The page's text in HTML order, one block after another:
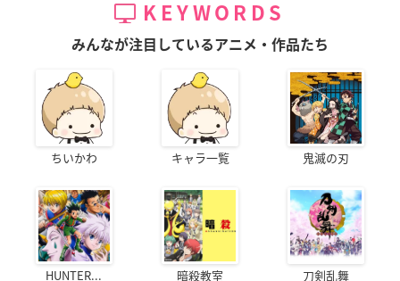
KEYWORDS
みんなが注目しているアニメ・作品たち
ちいかわ キャラ一覧 鬼滅の刃
HUNTER... 暗殺教室 刀剣乱舞